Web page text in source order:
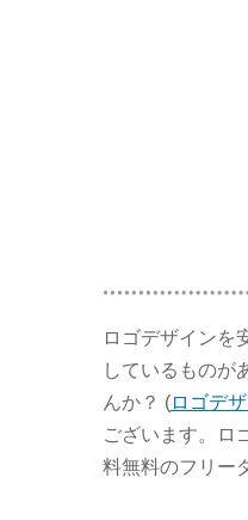
ロゴデザインを
しているものが
んか？ (ロゴデ
ございます。ロ
料無料のフリー